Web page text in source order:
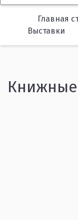
Главная
Выставки
Книжные